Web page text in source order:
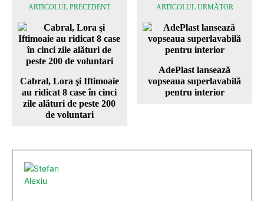
ARTICOLUL PRECEDENT
Cabral, Lora şi Iftimoaie
au ridicat 8 case în cinci
zile alături de peste 200
de voluntari
ARTICOLUL URMĂTOR
AdePlast lansează
vopseaua superlavabilă
pentru interior